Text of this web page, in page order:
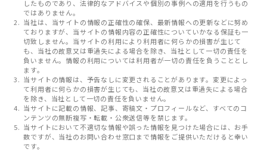
したものであり、法律的なアドバイスや個別の事例への適用を行うもの
ではありません。
当社は、当サイトの情報の正確性の確保、最新情報への更新などに努め
ておりますが、当サイトの情報内容の正確性についていかなる保証も一
切致しません。当サイトの利用により利用者に何らかの損害が生じて
も、当社の故意又は重過失による場合を除き、当社として一切の責任を
負いません。情報の利用については利用者が一切の責任を負うこととし
ます。
当サイトの情報は、予告なしに変更されることがあります。変更によっ
て利用者に何らかの損害が生じても、当社の故意又は重過失による場合
を除き、当社として一切の責任を負いません。
当サイトに記載の情報、記事、寄稿文・プロフィールなど、すべてのコ
ンテンツの無断複写・転載・公衆送信等を禁じます。
当サイトにおいて不適切な情報や誤った情報を見つけた場合には、お手
数ですが、当社のお問い合わせ窓口まで情報をご提供いただけると幸い
です。